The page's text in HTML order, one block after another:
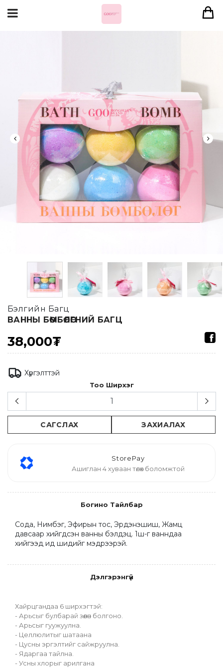
Бэлгийн Багц
ВАННЫ БӨМБӨЛӨГНИЙ БАГЦ
38,000₮
Хүргэлттэй
Тоо Ширхэг
САГСЛАХ ЗАХИАЛАХ
StorePay
Ашиглан 4 хуваан төлөх боломжтой
Богино Тайлбар
Сода, Нимбэг, Эфирын тос, Эрдэнэшиш, Жамц
давсаар хийгдсэн ванны бэлдэц. 1ш-г ванндаа
хийгээд ид шидийг мэдрээрэй.
Дэлгэрэнгүй
Хайрцгандаа 6 ширхэгтэй:
- Арьсыг булбарай зөөлөн болгоно.
- Арьсыг гуужуулна.
- Целлюлитыг шатаана
- Цусны эргэлтийг сайжруулна.
- Ядаргаа тайлна.
- Усны хлорыг арилгана